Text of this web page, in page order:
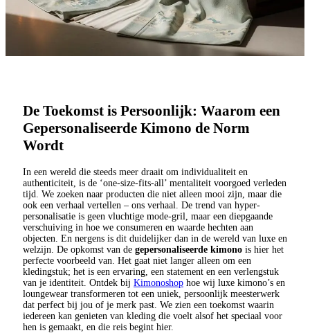
De Toekomst is Persoonlijk: Waarom een
Gepersonaliseerde Kimono de Norm
Wordt
In een wereld die steeds meer draait om individualiteit en
authenticiteit, is de ‘one-size-fits-all’ mentaliteit voorgoed verleden
tijd. We zoeken naar producten die niet alleen mooi zijn, maar die
ook een verhaal vertellen – ons verhaal. De trend van hyper-
personalisatie is geen vluchtige mode-gril, maar een diepgaande
verschuiving in hoe we consumeren en waarde hechten aan
objecten. En nergens is dit duidelijker dan in de wereld van luxe en
welzijn. De opkomst van de gepersonaliseerde kimono is hier het
perfecte voorbeeld van. Het gaat niet langer alleen om een
kledingstuk; het is een ervaring, een statement en een verlengstuk
van je identiteit. Ontdek bij Kimonoshop hoe wij luxe kimono’s en
loungewear transformeren tot een uniek, persoonlijk meesterwerk
dat perfect bij jou of je merk past. We zien een toekomst waarin
iedereen kan genieten van kleding die voelt alsof het speciaal voor
hen is gemaakt, en die reis begint hier.